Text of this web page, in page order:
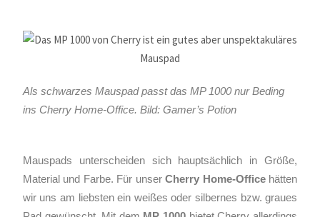
Als schwarzes Mauspad passt das MP 1000 nur Beding
ins Cherry Home-Office. Bild: Gamer’s Potion
Mauspads unterscheiden sich hauptsächlich in Größe,
Material und Farbe. Für unserCherry Home-Officehätten
wir uns am liebsten ein weißes oder silbernes bzw. graues